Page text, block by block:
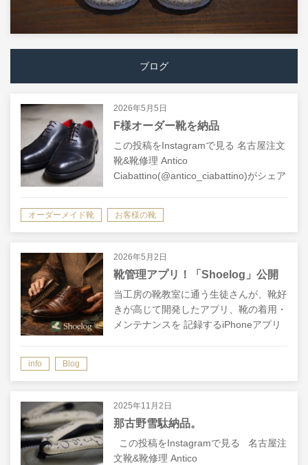
ブログ
2026年5月5日
F様オーダー靴を納品
この投稿をInstagramで見る 名古屋注文
靴&靴修理 Antico
Ciabattino(@antico_ciabattino)がシェア
オーダーメイド靴 お客様の靴
2026年5月2日
靴管理アプリ！「Shoelog」公開
当工房の靴教室に通う生徒さんが、靴好
きが高じて開発したアプリ、靴の着用・
メンテナンスを 記録するiPhoneアプリ
info Blog
2025年11月2日
那古野雪駄納品。
この投稿をInstagramで見る 名古屋注
文靴&靴修理 Antico